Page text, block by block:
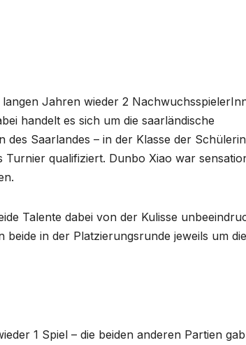
Jahren wieder 2
handelt es sich um die saarländische
des Saarlandes – in der Klasse der
qualifiziert. Dunbo Xiao war
Talente dabei von der Kulisse
beide in der Platzierungsrunde jeweils um die
1 Spiel – die beiden anderen Partien